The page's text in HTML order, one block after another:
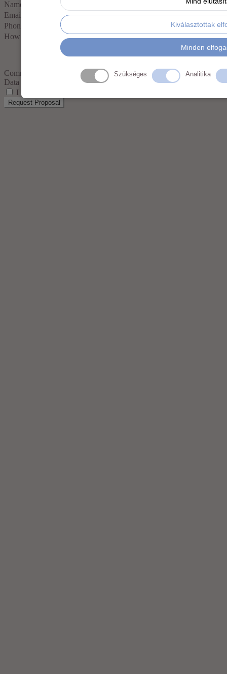
Name
Email:
Phone:
How many pieces?
Comment:
Data protection:
I agree to
Request Proposal
Kiválasztottak
Minden
Szükséges Analitika